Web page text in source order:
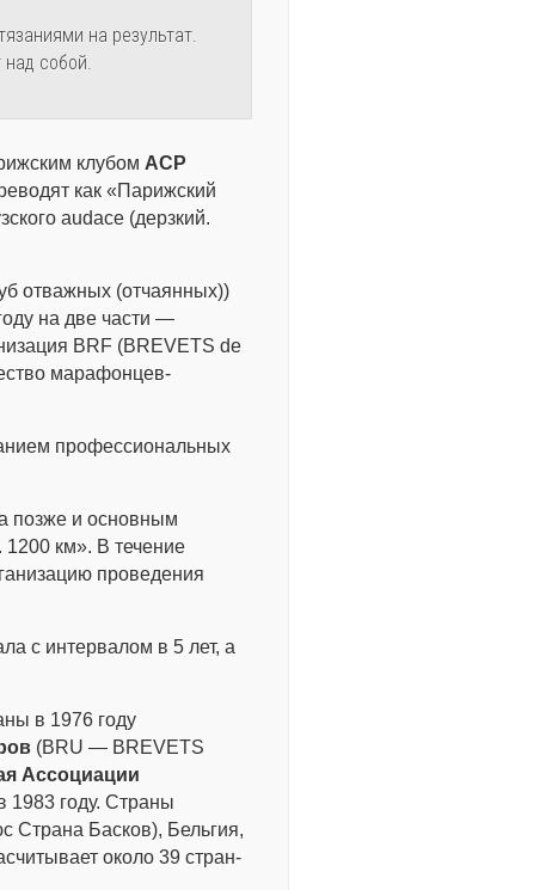
на результат.
над собой.
клубом ACP
как «Парижский
audace (дерзкий.
отважных (отчаянных))
на две части —
BRF (BREVETS de
марафонцев-
профессиональных
позже и основным
км». В течение
проведения
с интервалом в 5 лет, а
в 1976 году
(BRU — BREVETS
Ассоциации
году. Страны
Страна Басков), Бельгия,
около 39 стран-